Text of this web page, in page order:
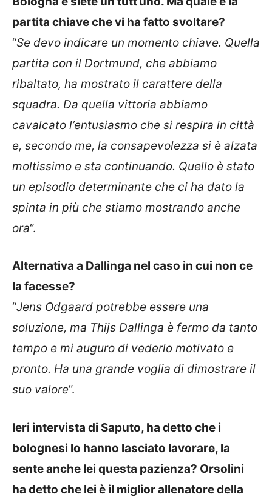
partita chiave che vi ha fatto svoltare?
“Se devo indicare un momento chiave. Quella
partita con il Dortmund, che abbiamo
ribaltato, ha mostrato il carattere della
squadra. Da quella vittoria abbiamo
cavalcato l’entusiasmo che si respira in città
e, secondo me, la consapevolezza si è alzata
moltissimo e sta continuando. Quello è stato
un episodio determinante che ci ha dato la
spinta in più che stiamo mostrando anche
ora“.
Alternativa a Dallinga nel caso in cui non ce
la facesse?
“Jens Odgaard potrebbe essere una
soluzione, ma Thijs Dallinga è fermo da tanto
tempo e mi auguro di vederlo motivato e
pronto. Ha una grande voglia di dimostrare il
suo valore“.
Ieri intervista di Saputo, ha detto che i
bolognesi lo hanno lasciato lavorare, la
sente anche lei questa pazienza? Orsolini
ha detto che lei è il miglior allenatore della